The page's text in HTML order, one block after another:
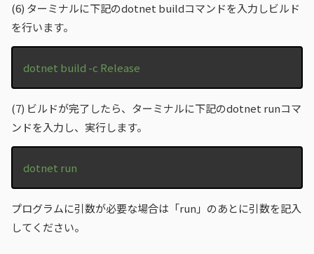
(6) ターミナルに下記のdotnet buildコマンドを入力しビルド
を行います。
dotnet build -c Release
(7) ビルドが完了したら、ターミナルに下記のdotnet runコマ
ンドを入力し、実行します。
dotnet run
プログラムに引数が必要な場合は「run」のあとに引数を記入
してください。